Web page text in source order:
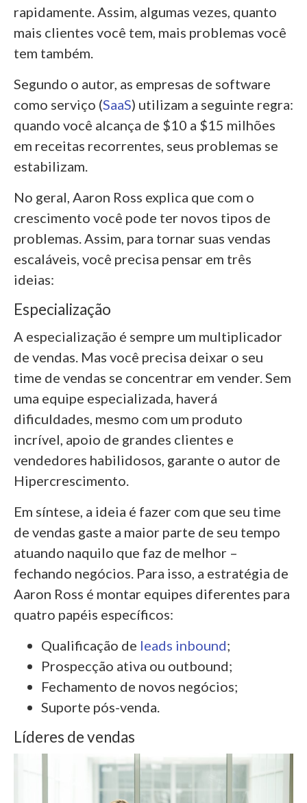
rapidamente. Assim, algumas vezes, quanto
mais clientes você tem, mais problemas você
tem também.
Segundo o autor, as empresas de software
como serviço (SaaS) utilizam a seguinte regra:
quando você alcança de $10 a $15 milhões
em receitas recorrentes, seus problemas se
estabilizam.
No geral, Aaron Ross explica que com o
crescimento você pode ter novos tipos de
problemas. Assim, para tornar suas vendas
escaláveis, você precisa pensar em três
ideias:
Especialização
A especialização é sempre um multiplicador
de vendas. Mas você precisa deixar o seu
time de vendas se concentrar em vender. Sem
uma equipe especializada, haverá
dificuldades, mesmo com um produto
incrível, apoio de grandes clientes e
vendedores habilidosos, garante o autor de
Hipercrescimento.
Em síntese, a ideia é fazer com que seu time
de vendas gaste a maior parte de seu tempo
atuando naquilo que faz de melhor –
fechando negócios. Para isso, a estratégia de
Aaron Ross é montar equipes diferentes para
quatro papéis específicos:
Qualificação de leads inbound;
Prospecção ativa ou outbound;
Fechamento de novos negócios;
Suporte pós-venda.
Líderes de vendas